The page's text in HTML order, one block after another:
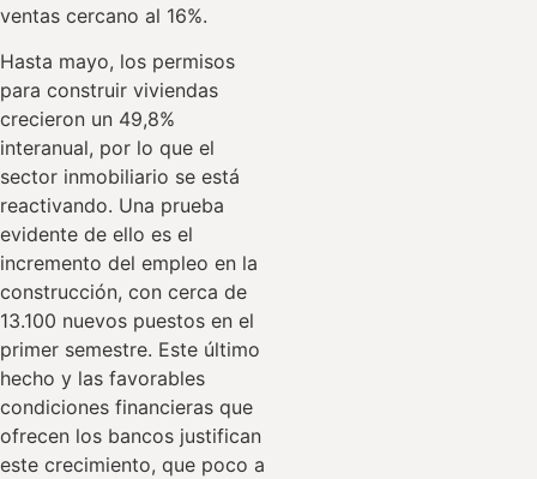
ventas cercano al 16%.
Hasta mayo, los permisos
para construir viviendas
crecieron un 49,8%
interanual, por lo que el
sector inmobiliario se está
reactivando. Una prueba
evidente de ello es el
incremento del empleo en la
construcción, con cerca de
13.100 nuevos puestos en el
primer semestre. Este último
hecho y las favorables
condiciones financieras que
ofrecen los bancos justifican
este crecimiento, que poco a